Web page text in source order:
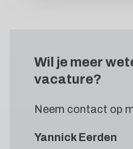
Wil je meer
vacature?
Neem contact op
Yannick Eerden